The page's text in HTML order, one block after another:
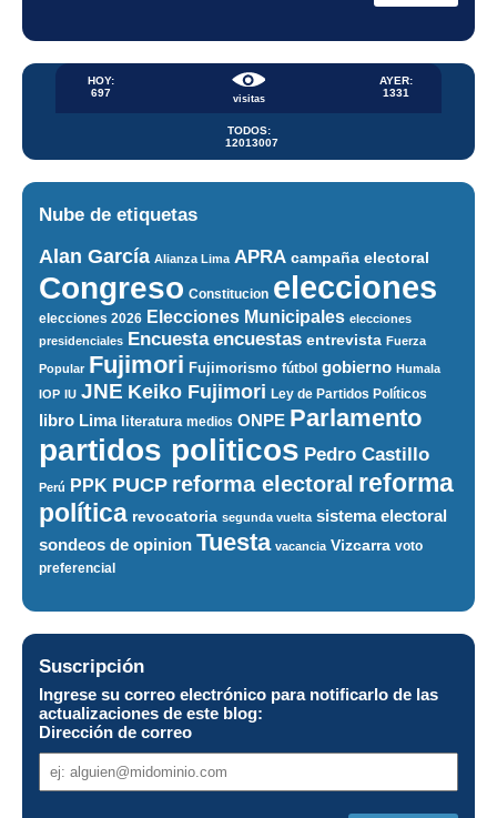
visitas
HOY:
697
AYER:
1331
TODOS:
12013007
Nube de etiquetas
Alan García Alianza Lima APRA campaña electoral
Congreso Constitucion elecciones
elecciones 2026 Elecciones Municipales elecciones
presidenciales Encuesta encuestas entrevista Fuerza
Popular Fujimori Fujimorismo fútbol gobierno Humala
IOP IU JNE Keiko Fujimori Ley de Partidos Políticos
libro Lima literatura medios ONPE Parlamento
partidos politicos Pedro Castillo
Perú PPK PUCP reforma electoral reforma
política revocatoria segunda vuelta sistema electoral
sondeos de opinion Tuesta vacancia Vizcarra voto
preferencial
Suscripción
Ingrese su correo electrónico para notificarlo de las
actualizaciones de este blog:
Dirección de correo
de